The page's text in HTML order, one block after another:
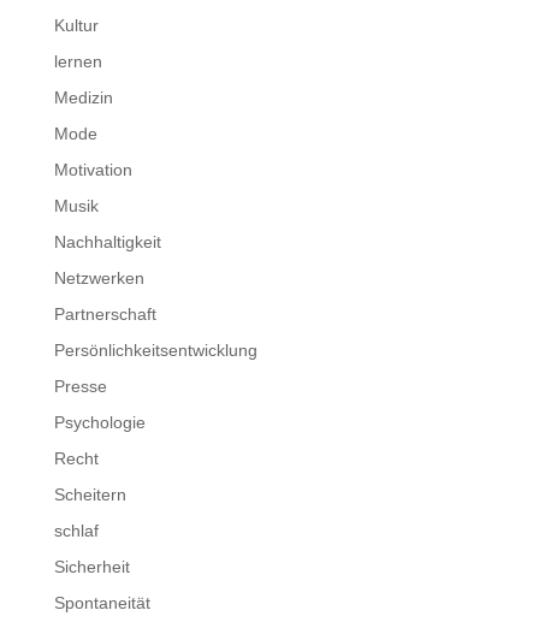
Kultur
lernen
Medizin
Mode
Motivation
Musik
Nachhaltigkeit
Netzwerken
Partnerschaft
Persönlichkeitsentwicklung
Presse
Psychologie
Recht
Scheitern
schlaf
Sicherheit
Spontaneität